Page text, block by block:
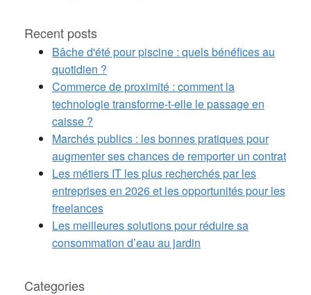
Recent posts
Bâche d'été pour piscine : quels bénéfices au
quotidien ?
Commerce de proximité : comment la
technologie transforme-t-elle le passage en
caisse ?
Marchés publics : les bonnes pratiques pour
augmenter ses chances de remporter un contrat
Les métiers IT les plus recherchés par les
entreprises en 2026 et les opportunités pour les
freelances
Les meilleures solutions pour réduire sa
consommation d’eau au jardin
Categories